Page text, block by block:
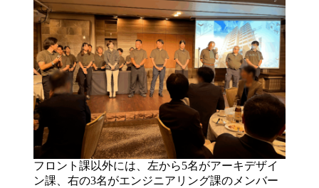
フロント課以外には、左から5名がアーキデザイ
ン課、右の3名がエンジニアリング課のメンバー